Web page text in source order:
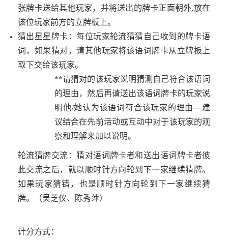
张牌卡送给其他玩家，并将送出的牌卡正面朝外,放在
该位玩家前方的立牌板上。
猜出星星牌卡：每位玩家轮流猜猜自己收到的牌卡语
词，如果猜对，请其他玩家将该语词牌卡从立牌板上
取下交给该玩家。
**请猜对的该玩家说明猜测自己符合该语词
的理由，然后再请送出该语词牌卡的玩家说
明他/她认为该语词符合该玩家的理由—建
议结合在先前活动或互动中对于该玩家的观
察和理解来加以说明。
轮流猜牌交流：猜对语词牌卡者和送出语词牌卡者彼
此交流之后，就以顺时针方向轮到下一家继续猜牌。
如果玩家猜错，也是顺时针方向轮到下一家继续猜
牌。（吴芝仪、陈秀萍）
计分方式：